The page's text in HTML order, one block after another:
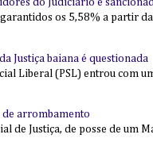
do Judiciário é
os 5,58% a partir
Justiça baiana é questionada
Liberal (PSL) entrou com
de arrombamento
de Justiça, de posse de um